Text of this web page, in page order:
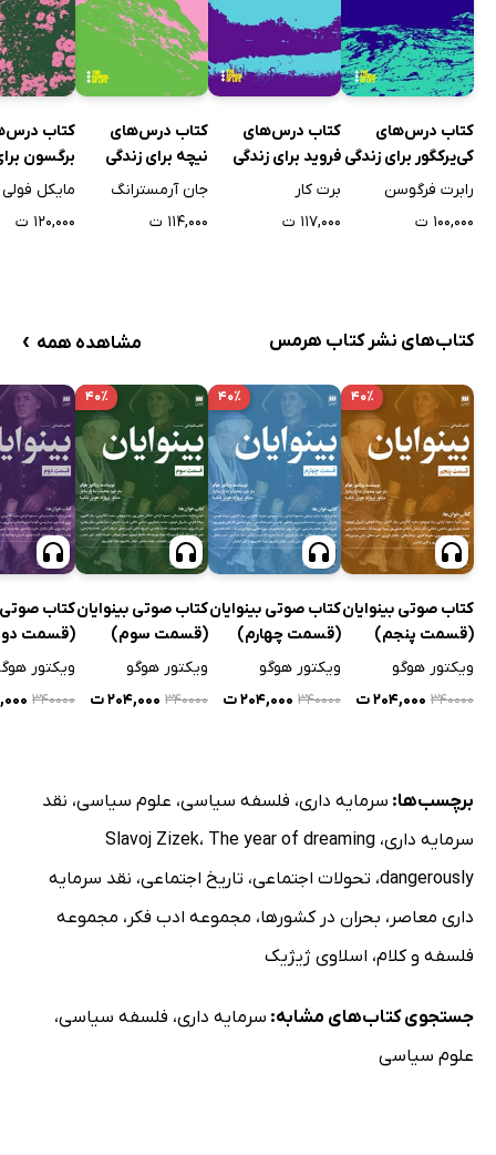
کتاب درس‌های
کی‌یرکگور برای زندگی
رابرت فرگوسن
۱۰۰,۰۰۰ ت
کتاب درس‌های
فروید برای زندگی
برت کار
۱۱۷,۰۰۰ ت
کتاب درس‌های
نیچه برای زندگی
جان آرمسترانگ
۱۱۴,۰۰۰ ت
کتاب
برگسون
مایکل فولی
۱۲۰,۰۰۰ ت
کتاب‌های نشر کتاب هرمس مشاهده همه ›
۴۰٪
کتاب صوتی بینوایان
(قسمت پنجم)
ویکتور هوگو
۳۴۰۰۰۰ ۲۰۴,۰۰۰ ت
۴۰٪
کتاب صوتی بینوایان
(قسمت چهارم)
ویکتور هوگو
۳۴۰۰۰۰ ۲۰۴,۰۰۰ ت
۴۰٪
کتاب صوتی بینوایان
(قسمت سوم)
ویکتور هوگو
۳۴۰۰۰۰ ۲۰۴,۰۰۰ ت
کتاب صوتی
(قسمت
ویکتور
۳۴۰۰۰۰
برچسب‌ها: سرمایه داری، فلسفه سیاسی، علوم سیاسی، نقد
سرمایه داری، Slavoj Zizek، The year of dreaming
dangerously، تحولات اجتماعی، تاریخ اجتماعی، نقد سرمایه
داری معاصر ، بحران در کشورها، مجموعه ادب فکر ، مجموعه
فلسفه و کلام، اسلاوی ژیژیک
جستجوی کتاب‌های مشابه: سرمایه داری، فلسفه سیاسی،
علوم سیاسی